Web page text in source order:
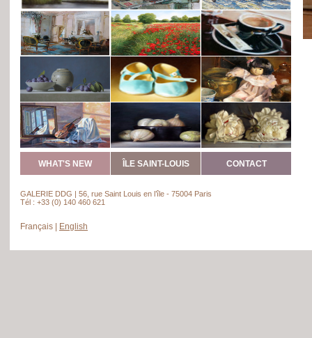
WHAT'S NEW ÎLE SAINT-LOUIS CONTACT
GALERIE DDG | 56, rue Saint Louis en l’île - 75004 Paris
Tél : +33 (0) 140 460 621
Français English